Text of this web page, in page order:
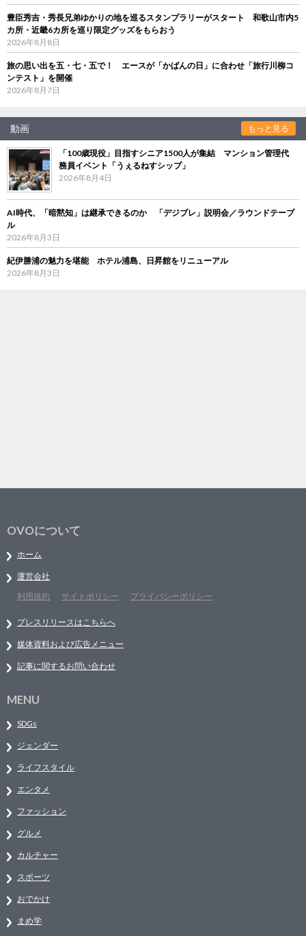
豊臣秀吉・秀長兄弟ゆかりの地を巡るスタンプラリーがスタート 和歌山市内5
カ所・近畿6カ所を巡り限定グッズをもらおう
2026年8月8日
旅の思い出を五・七・五で！ エースが「かばんの日」に合わせ「旅行川柳コ
ンテスト」を開催
2026年8月7日
動画 もっと見る
「100歳現役」目指すシニア1500人が集結 マンション管理代
務員イベント「うぇるねすシップ」
2026年8月4日
AI時代、「暗黙知」は継承できるのか 「デジブレ」説明会／ラウンドテーブ
ル
2026年8月3日
紀伊勝浦の魅力を堪能 ホテル浦島、日昇館をリニューアル
2026年8月3日
OVOについて
ホーム
運営会社
利用規約
サイトポリシー プライバシーポリシー
プレスリリースはこちらへ
媒体資料および広告メニュー
記事に関するお問い合わせ
MENU
SDGs
ジェンダー
ライフスタイル
エンタメ
ファッション
グルメ
カルチャー
スポーツ
おでかけ
まめ学